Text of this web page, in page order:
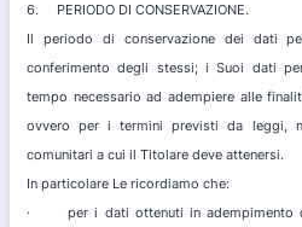
6. PERIODO DI CONSERVAZIONE.
Il periodo di conservazione dei dati
conferimento degli stessi; i Suoi dati
tempo necessario ad adempiere alle
ovvero per i termini previsti da leggi,
comunitari a cui il Titolare deve attenersi.
In particolare Le ricordiamo che:
· per i dati ottenuti in adempimento